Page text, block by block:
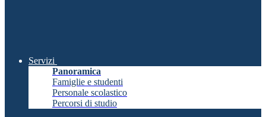
Servizi
Panoramica
Famiglie e studenti
Personale scolastico
Percorsi di studio